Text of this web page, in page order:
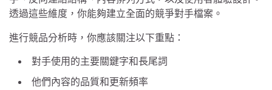
透過這些維度，你能夠建立全面的競爭對手檔案。
進行競品分析時，你應該關注以下重點：
對手使用的主要關鍵字和長尾詞
他們內容的品質和更新頻率